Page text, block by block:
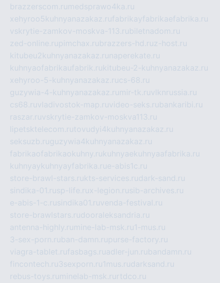
brazzerscom.ru medsprawo4ka.ru
xehyroo5kuhnyanazakaz.rufabrikayfabrikaefabrika.ru
vskrytie-zamkov-moskva-113.rubiletnadom.ru
zed-online.rupimchax.rubrazzers-hd.ruz-host.ru
kitubeu2kuhnyanazakaz.ru naperekate.ru
kuhnyaofabrikaufabrik.rukitubeu-2-kuhnyanazakaz.ru
xehyroo-5-kuhnyanazakaz.rucs-68.ru
guzywia-4-kuhnyanazakaz.ru mir-tk.ruvlknrussia.ru
cs68.ruvladivostok-map.ruvideo-seks.rubankaribi.ru
raszar.ruvskrytie-zamkov-moskva113.ru
lipetsktelecom.rutovudyi4kuhnyanazakaz.ru
seksuzb.ruguzywia4kuhnyanazakaz.ru
fabrikaofabrikaokuhny.rukuhnyaekuhnyaafabrika.ru
kuhnyaykuhnyayfabrika.rue-abis1c.ru
store-brawl-stars.rukts-services.rudark-sand.ru
sindika-01.rusp-life.rux-legion.rusib-archives.ru
e-abis-1-c.rusindika01.ruvenda-festival.ru
store-brawlstars.rudooraleksandria.ru
antenna-highly.ru mine-lab-msk.ru1-mus.ru
3-sex-porn.ruban-damn.rupurse-factory.ru
viagra-tablet.rufasbags.ruadler-jun.rubandamn.ru
fincontech.ru3sexporn.ru1mus.rudarksand.ru
rebus-toys.ru minelab-msk.ru rtdco.ru